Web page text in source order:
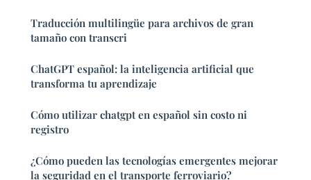
Traducción multilingüe para archivos de gran
tamaño con transcri
ChatGPT español: la inteligencia artificial que
transforma tu aprendizaje
Cómo utilizar chatgpt en español sin costo ni
registro
¿Cómo pueden las tecnologías emergentes mejorar
la seguridad en el transporte ferroviario?